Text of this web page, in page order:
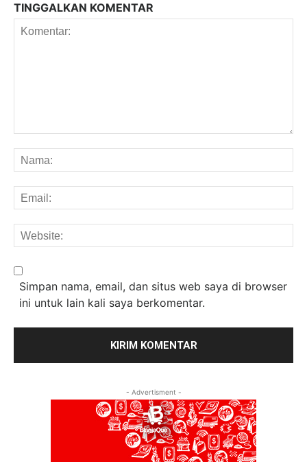
TINGGALKAN KOMENTAR
Simpan nama, email, dan situs web saya di browser
ini untuk lain kali saya berkomentar.
- Advertisment -